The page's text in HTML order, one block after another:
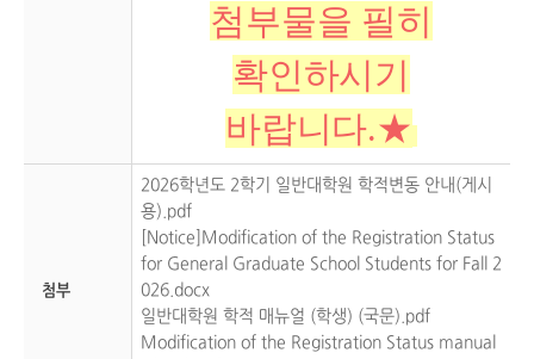
첨부물을 필히
확인하시기
바랍니다.★
첨부
2026학년도 2학기 일반대학원 학적변동 안내(게시
용).pdf
[Notice]Modification of the Registration Status
for General Graduate School Students for Fall 2
026.docx
일반대학원 학적 매뉴얼 (학생) (국문).pdf
Modification of the Registration Status manual